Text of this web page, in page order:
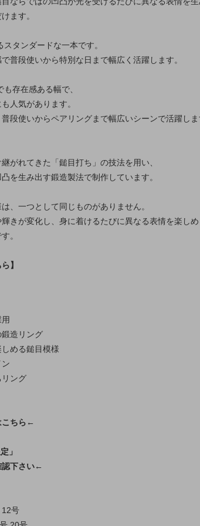
ます。
タンダードな一本です。
普段使いから特別な日まで幅広く活躍します。
存在感ある幅で、
人気があります。
段使いからペアリングまで幅広いシーンで活躍し
がれてきた「鎚目打ち」の技法を用い、
を生み出す鍛造製法で制作しています。
、一つとして同じものがありません。
きが変化し、身に着けるたびに異なる表情を楽し
。
】
造リング
める鎚目模様
ング
こちら←
」
認下さい←
号